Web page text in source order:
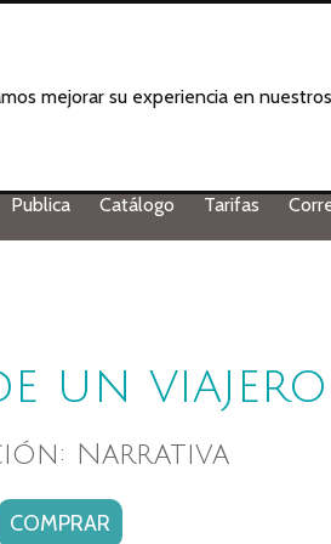
Publica Catálogo Tarifas
un viajero
Narrativa
COMPRAR
mejorar su experiencia en